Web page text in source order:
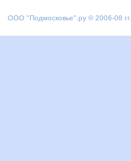
ООО "Подмосковье" .ру © 2006-08 гг.